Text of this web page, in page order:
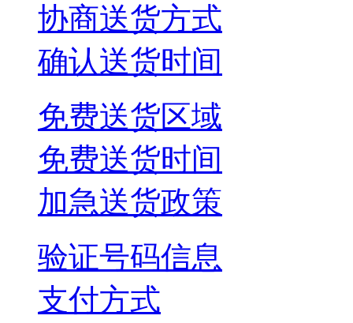
协商送货方式
确认送货时间
免费送货区域
免费送货时间
加急送货政策
验证号码信息
支付方式